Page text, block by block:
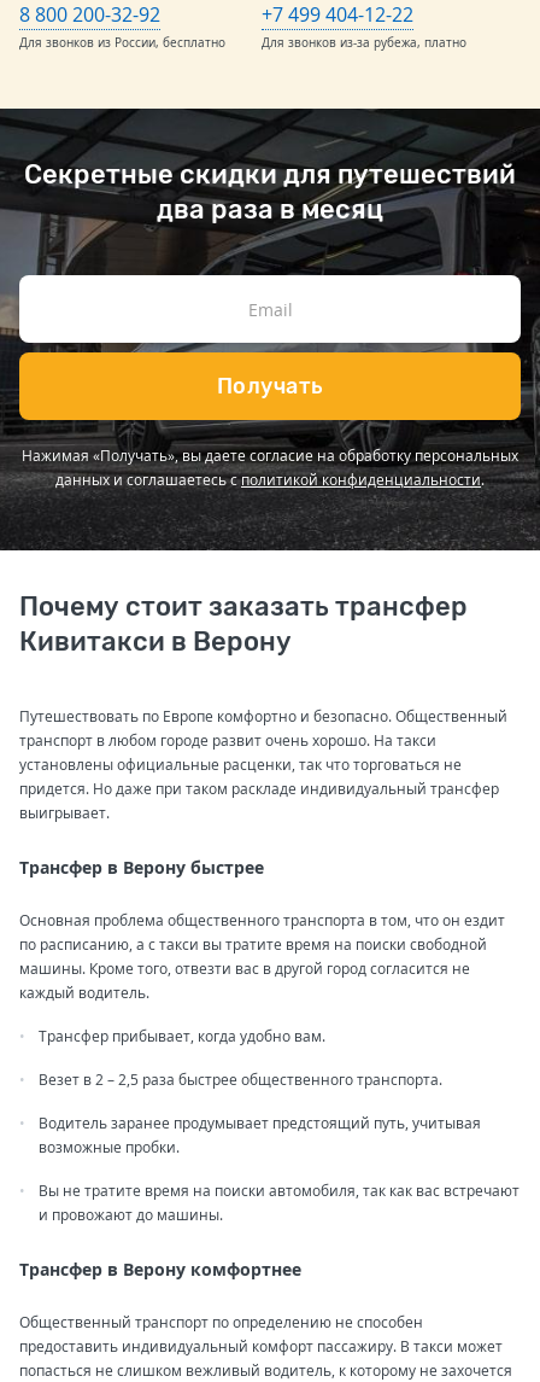
8 800 200-32-92
Для звонков из России, бесплатно
+7 499 404-12-22
Для звонков из-за рубежа, платно
Секретные скидки для путешествий
два раза в месяц
Получать
Нажимая «Получать», вы даете согласие на обработку персональных
данных и соглашаетесь сполитикой конфиденциальности.
Почему стоит заказать трансфер
Кивитакси в Верону
Путешествовать по Европе комфортно и безопасно. Общественный
транспорт в любом городе развит очень хорошо. На такси
установлены официальные расценки, так что торговаться не
придется. Но даже при таком раскладе индивидуальный трансфер
выигрывает.
Трансфер в Верону быстрее
Основная проблема общественного транспорта в том, что он ездит
по расписанию, а с такси вы тратите время на поиски свободной
машины. Кроме того, отвезти вас в другой город согласится не
каждый водитель.
Трансфер прибывает, когда удобно вам.
Везет в 2 – 2,5 раза быстрее общественного транспорта.
Водитель заранее продумывает предстоящий путь, учитывая
возможные пробки.
Вы не тратите время на поиски автомобиля, так как вас встречают
и провожают до машины.
Трансфер в Верону комфортнее
Общественный транспорт по определению не способен
предоставить индивидуальный комфорт пассажиру. В такси может
попасться не слишком вежливый водитель, к которому не захочется